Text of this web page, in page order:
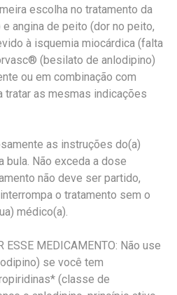
escolha no tratamento da
angina de peito (dor no peito,
à isquemia miocárdica (falta
(besilato de anlodipino)
ou em combinação com
tratar as mesmas indicações
as instruções do(a)
bula. Não exceda a dose
não deve ser partido,
o tratamento sem o
médico(a).
ESSE MEDICAMENTO: Não use
se você tem
(classe de